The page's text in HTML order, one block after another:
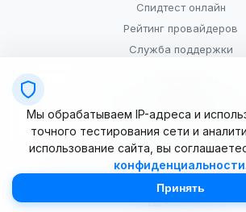
Спидтест онлайн
Рейтинг провайдеров
Служба поддержки
Условия использования
© 2025–2026 OpenSpeedTest (ИП
Мы обрабатываем IP-адреса и
точного тестирования сети и
использование сайта, вы
конфиденциальности
Принять